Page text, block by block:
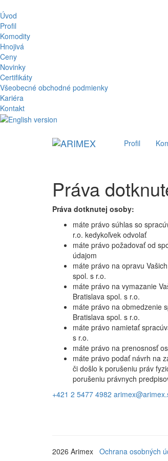
Úvod
Profil
Komodity
Hnojivá
Ceny
Novinky
Certifikáty
Všeobecné obchodné podmienky
Kariéra
Kontakt
Profil
Práva
Práva dotknutej osoby:
máte právo súhlas so
r.o. kedykoľvek odvolať
máte právo požadovať od
údajom
máte právo na opravu
spol. s r.o.
máte právo na vymazanie
Bratislava spol. s r.o.
máte právo na obmedzenie
Bratislava spol. s r.o.
máte právo namietať
s r.o.
máte právo na prenosnosť
máte právo podať návrh na
či došlo k porušeniu práv
porušeniu právnych
+421 2 5477 4982
2026 Arimex Ochrana osobných